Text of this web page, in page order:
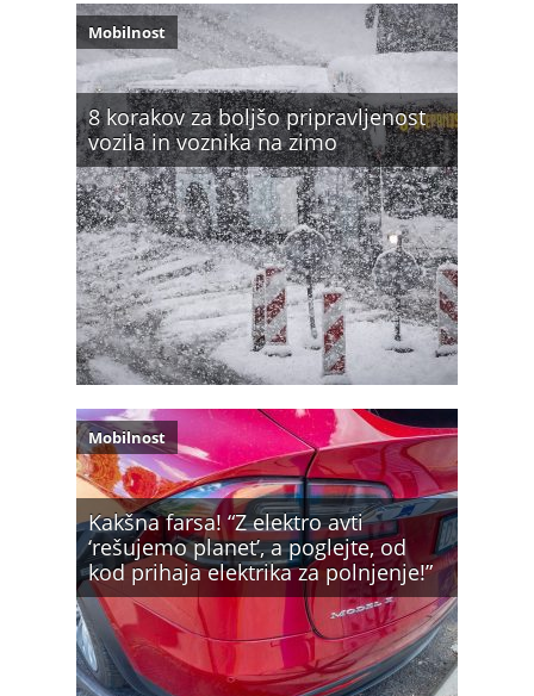
8 korakov za boljšo pripravljenost
vozila in voznika na zimo
Mobilnost
Kakšna farsa! “Z elektro avti
‘rešujemo planet’, a poglejte, od
kod prihaja elektrika za polnjenje!”
Mobilnost